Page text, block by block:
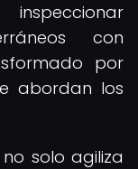
con
por
abordan los
solo agiliza